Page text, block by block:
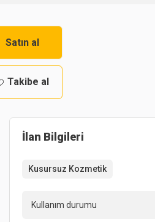
Satın al
Takibe al
İlan Bilgileri
Kusursuz Kozmetik
Kullanım durumu